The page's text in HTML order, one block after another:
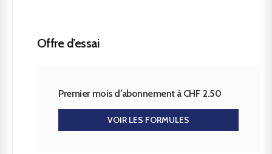
Offre d’essai
Premier mois d’abonnement à CHF 2.50
VOIR LES FORMULES